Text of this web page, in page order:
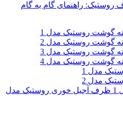
راهنمای گام به گام
گوشت روستیک مدل 1
گوشت روستیک مدل 2
گوشت روستیک مدل 3
گوشت روستیک مدل 4
مدل 1
مدل 2
ظرف آجیل خوری روستیک مدل